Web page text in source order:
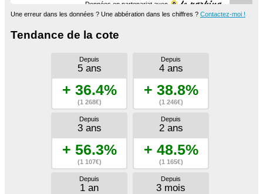
Données en partenariat avec
Une erreur dans les données ? Une abbération dans les chiffres ? Contactez-moi !
Tendance de la cote
Depuis
5 ans
+ 36.4%
(1 268€)
Depuis
4 ans
+ 38.8%
(1 246€)
Depuis
3 ans
+ 56.3%
(1 107€)
Depuis
2 ans
+ 48.5%
(1 165€)
Depuis
1 an
Depuis
3 mois